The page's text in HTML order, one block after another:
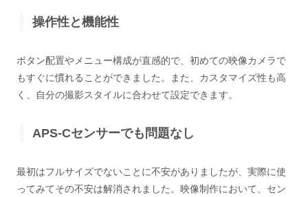
操作性と機能性
ボタン配置やメニュー構成が直感的で、初めての映像カメラで
もすぐに慣れることができました。また、カスタマイズ性も高
く、自分の撮影スタイルに合わせて設定できます。
APS-Cセンサーでも問題なし
最初はフルサイズでないことに不安がありましたが、実際に使
ってみてその不安は解消されました。映像制作において、セン